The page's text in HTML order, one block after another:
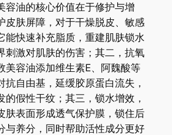
容油的核心价值在于修护与增
皮肤屏障，对于干燥脱皮、敏感
能快速补充脂质，重建肌肤锁水
刺激对肌肤的伤害；其二，抗氧
美容油添加维生素E、阿魏酸等
抗自由基，延缓胶原蛋白流失，
的假性干纹；其三，锁水增效，
肤表面形成透气保护膜，锁住后
与养分，同时帮助活性成分更好